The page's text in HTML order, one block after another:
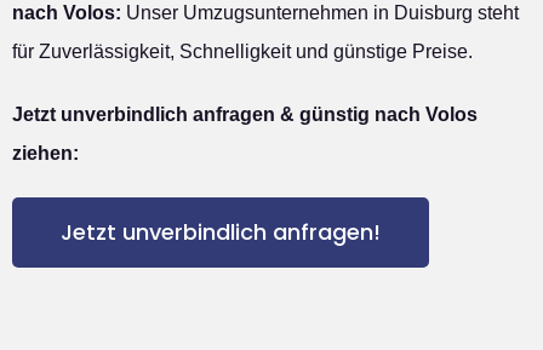
nach Volos: Unser Umzugsunternehmen in Duisburg steht
für Zuverlässigkeit, Schnelligkeit und günstige Preise.
Jetzt unverbindlich anfragen & günstig nach Volos
ziehen:
Jetzt unverbindlich anfragen!